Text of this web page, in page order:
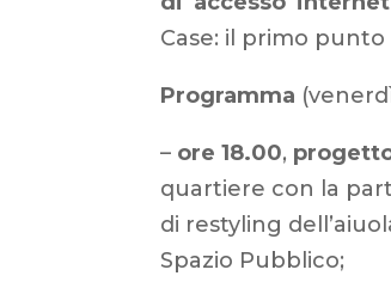
Case: il primo
Programma
– ore 18.00,
quartiere con la
di restyling
Spazio Pubblico;